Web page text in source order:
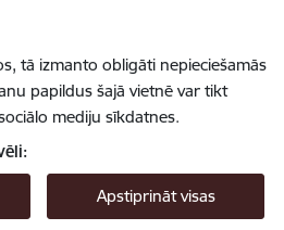
tā izmanto obligāti nepieciešamās
papildus šajā vietnē var tikt
mediju sīkdatnes.
Apstiprināt visas